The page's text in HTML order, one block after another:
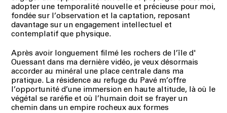
adopter une temporalité nouvelle et précieuse pour moi,
fondée sur l’observation et la captation, reposant
davantage sur un engagement intellectuel et
contemplatif que physique.
Après avoir longuement filmé les rochers de l’île d'
Ouessant dans ma dernière vidéo, je veux désormais
accorder au minéral une place centrale dans ma
pratique. La résidence au refuge du Pavé m’offre
l’opportunité d’une immersion en haute altitude, là où le
végétal se raréfie et où l’humain doit se frayer un
chemin dans un empire rocheux aux formes